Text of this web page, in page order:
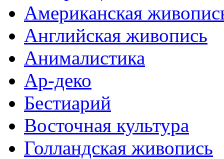
Американская
Английская живопись
Анималистика
Ар-деко
Бестиарий
Восточная культура
Голландская живопись